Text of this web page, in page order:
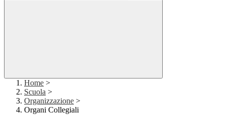
Home >
Scuola >
Organizzazione >
Organi Collegiali